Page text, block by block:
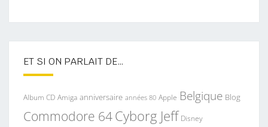
ET SI ON PARLAIT DE…
Album CD Amiga anniversaire années 80 Apple Belgique Blog
Commodore 64Cyborg Jeff Disney